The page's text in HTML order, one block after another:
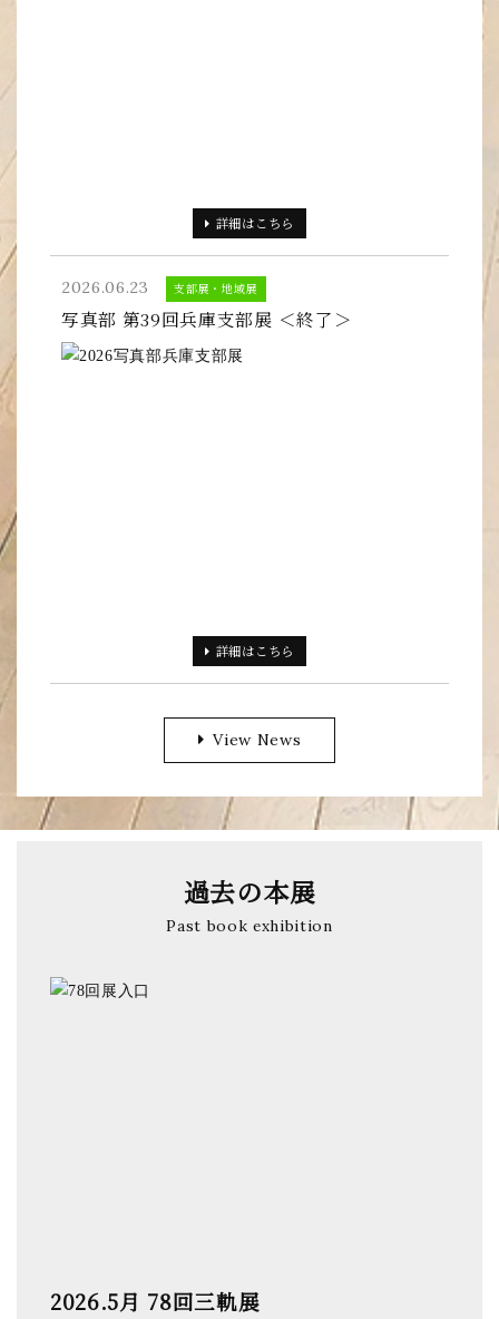
詳細はこちら
2026.06.23 支部展・地域展
写真部 第39回兵庫支部展 ＜終了＞
詳細はこちら
View News
過去の本展
Past book exhibition
2026.5月 78回三軌展